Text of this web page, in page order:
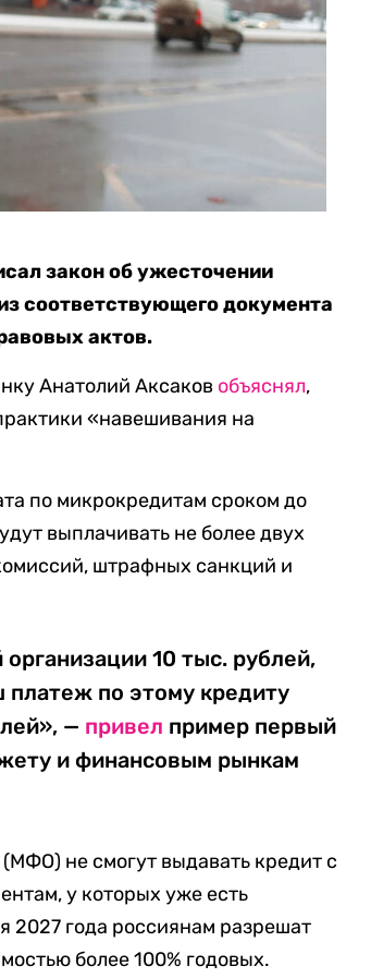
закон об ужесточении
соответствующего документа
актов.
Анатолий Аксаков объяснял,
«навешивания на
по микрокредитам сроком до
выплачивать не более двух
штрафных санкций и
10 тыс. рублей,
платеж по этому кредиту
— привел пример первый
и финансовым рынкам
не смогут выдавать кредит с
у которых уже есть
2027 года россиянам разрешат
более 100% годовых.